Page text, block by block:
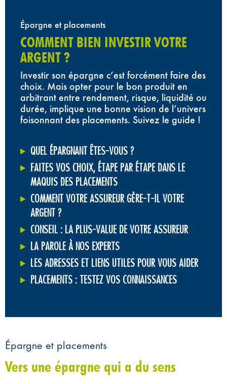
Épargne et placements
COMMENT BIEN INVESTIR VOTRE
ARGENT ?
Investir son épargne c’est forcément faire des
choix. Mais opter pour le bon produit en
arbitrant entre rendement, risque, liquidité ou
durée, implique une bonne vision de l’univers
foisonnant des placements. Suivez le guide !
QUEL ÉPARGNANT ÊTES-VOUS ?
FAITES VOS CHOIX, ÉTAPE PAR ÉTAPE DANS LE
MAQUIS DES PLACEMENTS
COMMENT VOTRE ASSUREUR GÈRE-T-IL VOTRE
ARGENT ?
CONSEIL : LA PLUS-VALUE DE VOTRE ASSUREUR
LA PAROLE À NOS EXPERTS
LES ADRESSES ET LIENS UTILES POUR VOUS AIDER
PLACEMENTS : TESTEZ VOS CONNAISSANCES
Épargne et placements
Vers une épargne qui a du sens